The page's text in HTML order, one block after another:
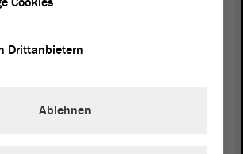
Nachfrage. Wenn man das Ganze
ist es letztendlich eine
nicht geprüft worden, wie die
Drittanbietern
Ablehnen